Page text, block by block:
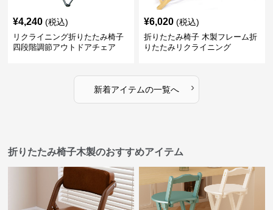
¥4,240 (税込)
リクライニング折りたたみ椅子
四段階調節アウトドアチェア
¥6,020 (税込)
折りたたみ椅子 木製フレーム折
りたたみリクライニング
新着アイテムの一覧へ ›
折りたたみ椅子木製のおすすめアイテム